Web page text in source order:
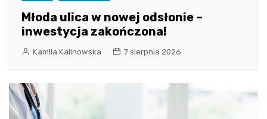
Młoda ulica w nowej odsłonie –
inwestycja zakończona!
Kamila Kalinowska 7 sierpnia 2026